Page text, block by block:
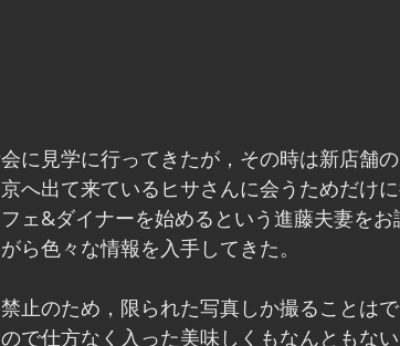
に見学に行ってきたが，その時は新店舗
へ出て来ているヒサさんに会うためだけ
ェ&ダイナーを始めるという進藤夫妻をお
ら色々な情報を入手してきた。
止のため，限られた写真しか撮ることは
で仕方なく入った美味しくもなんともな